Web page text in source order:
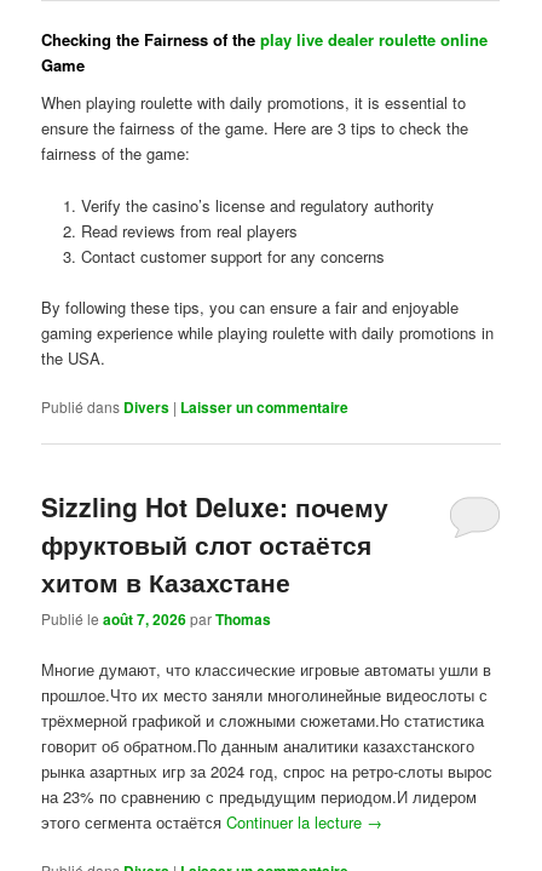
Checking the Fairness of theplay live dealer roulette online
Game
When playing roulette with daily promotions, it is essential to
ensure the fairness of the game. Here are 3 tips to check the
fairness of the game:
Verify the casino’s license and regulatory authority
Read reviews from real players
Contact customer support for any concerns
By following these tips, you can ensure a fair and enjoyable
gaming experience while playing roulette with daily promotions in
the USA.
Publié dans Divers | Laisser un commentaire
Sizzling Hot Deluxe: почему
фруктовый слот остаётся
хитом в Казахстане
Publié leaoût 7, 2026parThomas
Многие думают, что классические игровые автоматы ушли в
прошлое.Что их место заняли многолинейные видеослоты с
трёхмерной графикой и сложными сюжетами.Но статистика
говорит об обратном.По данным аналитики казахстанского
рынка азартных игр за 2024 год, спрос на ретро-слоты вырос
на 23% по сравнению с предыдущим периодом.И лидером
этого сегмента остаётсяContinuer la lecture →